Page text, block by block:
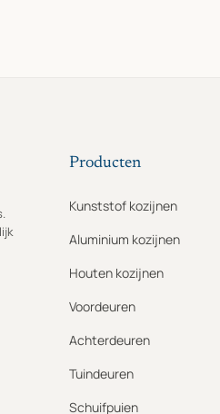
Producten
Kunststof kozijnen
Aluminium kozijnen
Houten kozijnen
Voordeuren
Achterdeuren
Tuindeuren
Schuifpuien